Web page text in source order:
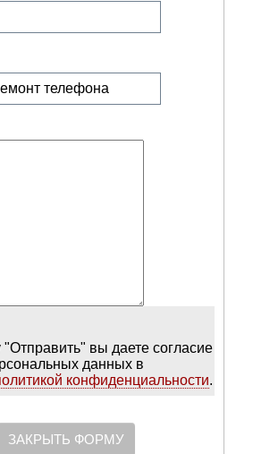
вы даете согласие
данных в
конфиденциальности.
ЗАКРЫТЬ ФОРМУ